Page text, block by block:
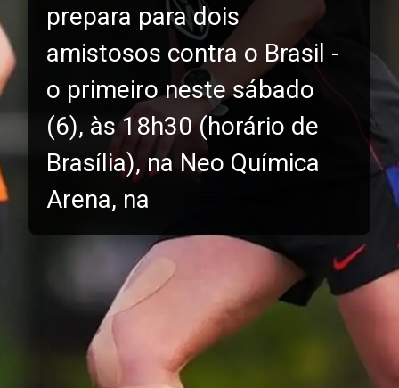
prepara para dois
amistosos contra o Brasil -
o primeiro neste sábado
(6), às 18h30 (horário de
Brasília), na Neo Química
Arena, na